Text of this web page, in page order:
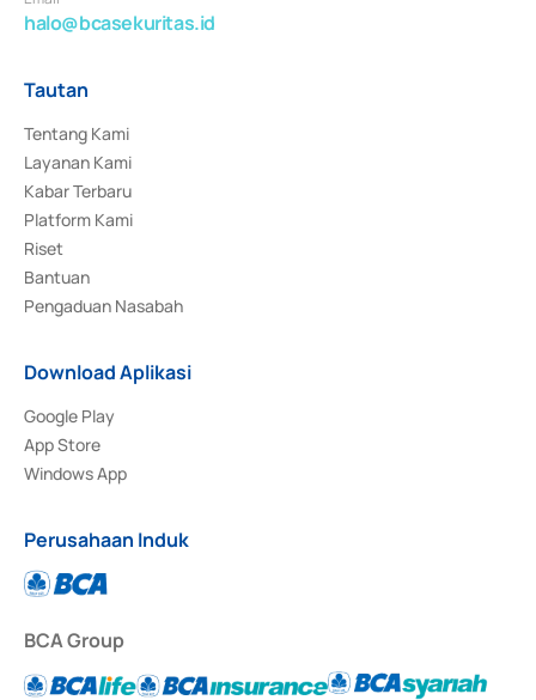
halo@bcasekuritas.id
Tautan
Tentang Kami
Layanan Kami
Kabar Terbaru
Platform Kami
Riset
Bantuan
Pengaduan Nasabah
Download Aplikasi
Google Play
App Store
Windows App
Perusahaan Induk
BCA Group